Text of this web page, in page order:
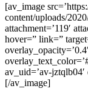
[av_image
content/uploads/
attachment=’119′
hover=” link=”
av_uid=’av-
[/av_image]